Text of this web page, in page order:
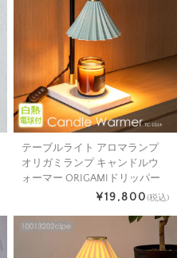
テーブルライト アロマランプ
オリガミランプ キャンドルウ
ォーマー ORIGAMIドリッパー
¥19,800(税込)